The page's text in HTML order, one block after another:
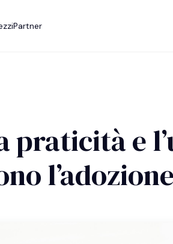
Partner
praticità e